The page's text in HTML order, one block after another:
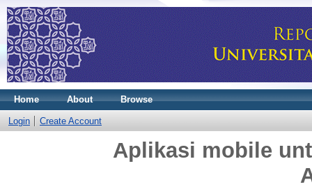
Home About Browse
Login Create Account
Aplikasi mobile